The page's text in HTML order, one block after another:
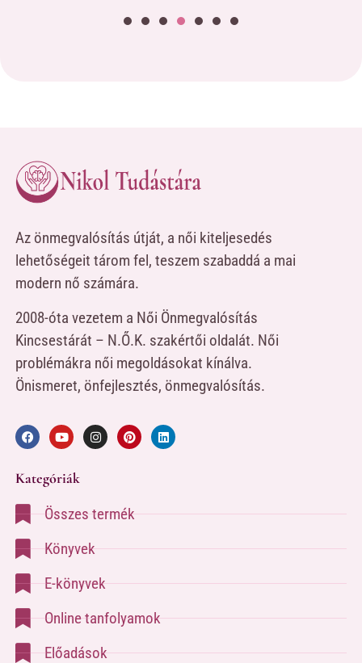
Az önmegvalósítás útját, a női kiteljesedés
lehetőségeit tárom fel, teszem szabaddá a mai
modern nő számára.
2008-óta vezetem a Női Önmegvalósítás
Kincsestárát – N.Ő.K. szakértői oldalát. Női
problémákra női megoldásokat kínálva.
Önismeret, önfejlesztés, önmegvalósítás.
Kategóriák
Összes termék
Könyvek
E-könyvek
Online tanfolyamok
Előadások